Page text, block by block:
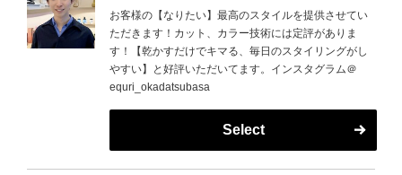
お客様の【なりたい】最高のスタイルを提供させてい
ただきます！カット、カラー技術には定評がありま
す！【乾かすだけでキマる、毎日のスタイリングがし
やすい】と好評いただいてます。インスタグラム＠
equri_okadatsubasa
Select